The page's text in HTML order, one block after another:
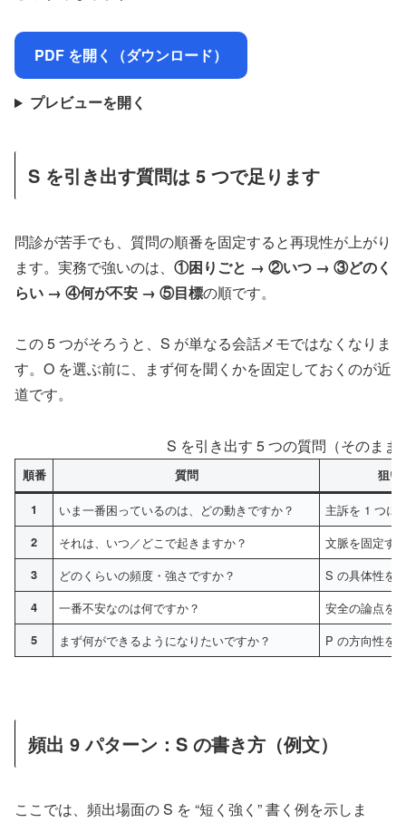
PDF を開く（ダウンロード）
プレビューを開く
S を引き出す質問は 5 つで足ります
問診が苦手でも、質問の順番を固定すると再現性が上がり
ます。実務で強いのは、 ①困りごと → ②いつ → ③どのく
らい → ④何が不安 → ⑤目標の順です。
この 5 つがそろうと、S が単なる会話メモではなくなりま
す。O を選ぶ前に、まず何を聞くかを固定しておくのが近
道です。
S を引き出す 5 つの質問（そのまま
順番 質問 狙い
1 いま一番困っているのは、どの動きですか？ 主訴を 1 つに
2 それは、いつ／どこで起きますか？ 文脈を固定す
3 どのくらいの頻度・強さですか？ S の具体性を
4 一番不安なのは何ですか？ 安全の論点を
5 まず何ができるようになりたいですか？ P の方向性を
頻出 9 パターン：S の書き方（例文）
ここでは、頻出場面の S を “短く強く” 書く例を示しま